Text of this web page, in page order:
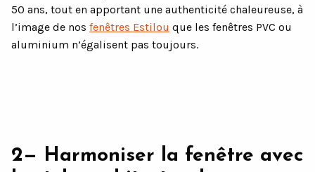
50 ans, tout en apportant une authenticité chaleureuse, à
l’image de nos fenêtres Estilou que les fenêtres PVC ou
aluminium n’égalisent pas toujours.
2— Harmoniser la fenêtre avec